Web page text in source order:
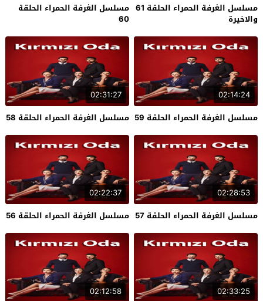
مسلسل الغرفة الحمراء الحلقة 61
والاخيرة
مسلسل الغرفة الحمراء الحلقة
60
02:14:24
مسلسل الغرفة الحمراء الحلقة 59
02:31:27
مسلسل الغرفة الحمراء الحلقة 58
02:28:53
مسلسل الغرفة الحمراء الحلقة 57
02:22:37
مسلسل الغرفة الحمراء الحلقة 56
02:33:25
02:12:58